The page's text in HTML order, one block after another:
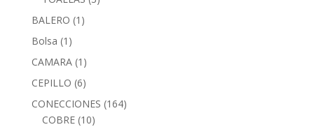
BALERO (1)
Bolsa (1)
CAMARA (1)
CEPILLO (6)
CONECCIONES (164)
COBRE (10)